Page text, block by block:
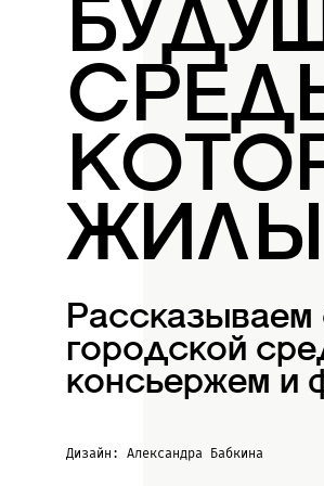
городской
консьержем и
Дизайн: Александра Бабкина